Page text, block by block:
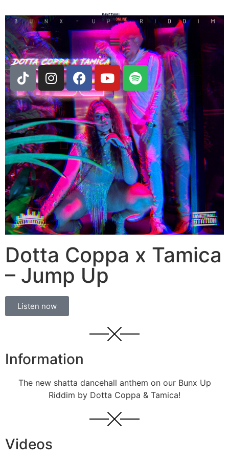
Dotta Coppa x Tamica
– Jump Up
Listen now
Information
The new shatta dancehall anthem on our Bunx Up
Riddim by Dotta Coppa & Tamica!
Videos